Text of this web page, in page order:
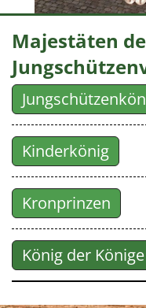
Majestäten
Kinderkönig
Kronprinzen
König der